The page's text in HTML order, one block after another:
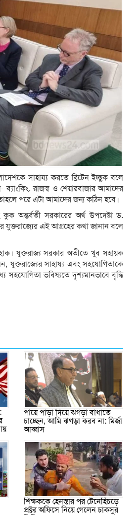
সাহায্য করতে ব্রিটেন ইচ্ছুক বলে
ব্যাংকিং, রাজস্ব ও শেয়ারবাজার আমাদের
পরে এটা আমাদের জন্য কঠিন হবে।
অন্তর্বর্তী সরকারের অর্থ উপদেষ্টা ড.
যুক্তরাজ্যের এই আগ্রহের কথা জানান বলে
যুক্তরাজ্য সরকার অতীতে খুব সহায়ক
যুক্তরাজ্যের সাহায্য এবং সহযোগিতাকে
ভবিষ্যতে দৃশ্যমানভাবে বৃদ্ধি
পায়ে পাড়া দিয়ে ঝগড়া বাধাতে
চাচ্ছেন, আমি ঝগড়া করব না: মির্জা
আব্বাস
শিক্ষককে হেনস্তার পর টেনেহিঁচড়ে
প্রক্টর অফিসে নিয়ে গেলেন চাকসুর